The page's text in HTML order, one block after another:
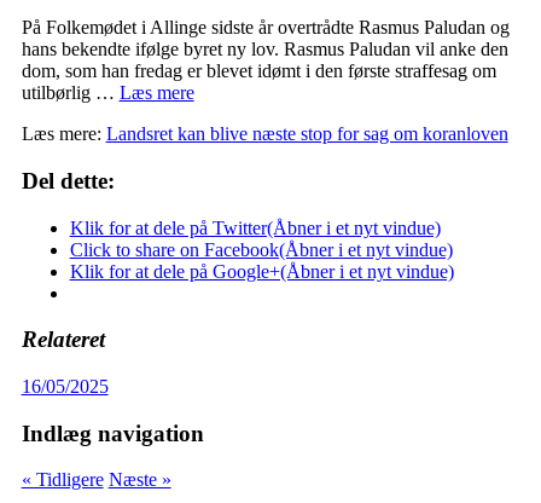
På Folkemødet i Allinge sidste år overtrådte Rasmus Paludan og
hans bekendte ifølge byret ny lov. Rasmus Paludan vil anke den
dom, som han fredag er blevet idømt i den første straffesag om
utilbørlig … Læs mere
Læs mere: Landsret kan blive næste stop for sag om koranloven
Del dette:
Klik for at dele på Twitter(Åbner i et nyt vindue)
Click to share on Facebook(Åbner i et nyt vindue)
Klik for at dele på Google+(Åbner i et nyt vindue)
Relateret
16/05/2025
Indlæg navigation
« Tidligere Næste »